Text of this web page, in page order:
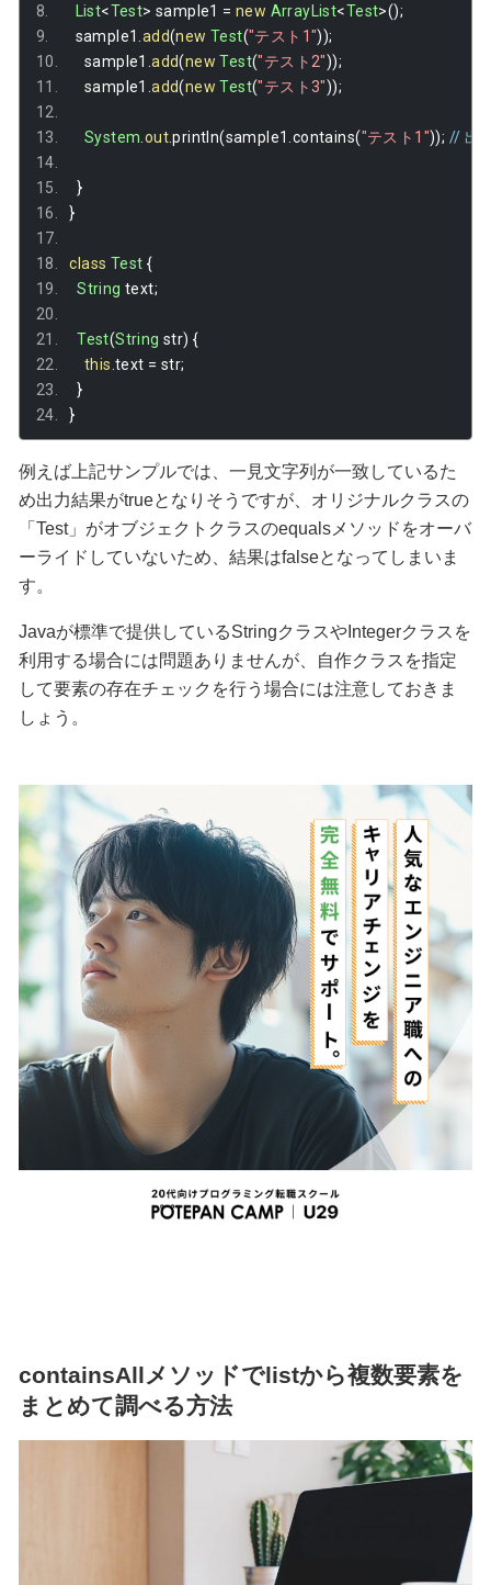
List<Test> sample1 = new ArrayList<Test>();
    sample1
add(new Test("テスト1"));
    sample1
.add(new Test("テスト2"));
    sample1
.add(new Test("テスト3"));
System out.println(sample1 contains("テスト1")); // 出
}
}
class Test {
String text;
Test(String str) {
this .text = str;
}
}
例えば上記サンプルでは、一見文字列が一致しているた
め出力結果がtrueとなりそうですが、オリジナルクラスの
「Test」がオブジェクトクラスのequalsメソッドをオーバ
ーライドしていないため、結果はfalseとなってしまいま
す。
Javaが標準で提供しているStringクラスやIntegerクラスを
利用する場合には問題ありませんが、自作クラスを指定
して要素の存在チェックを行う場合には注意しておきま
しょう。
containsAllメソッドでlistから複数要素を
まとめて調べる方法